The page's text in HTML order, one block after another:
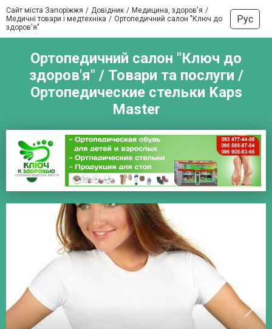
Сайт міста Запоріжжя Довідник
Медицина, здоров'я
Медичні товари і медтехніка
Ортопедичний салон "Ключ до
здоров'я"
Рус
Ортопедичний салон "Ключ до
здоров'я" / Товари та послуги /
Ортопедические стельки Kaps
Master